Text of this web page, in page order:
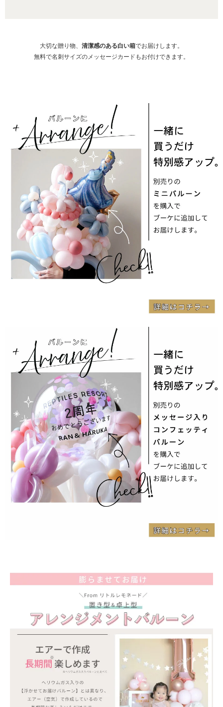
大切な贈り物、 清潔感のある白い箱でお届けします。
無料で名刺サイズのメッセージカードもお付けできます。